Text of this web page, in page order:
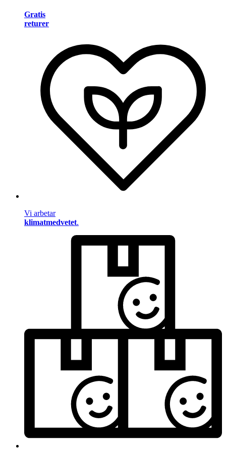
Gratis
returer
Vi arbetar
klimatmedvetet.